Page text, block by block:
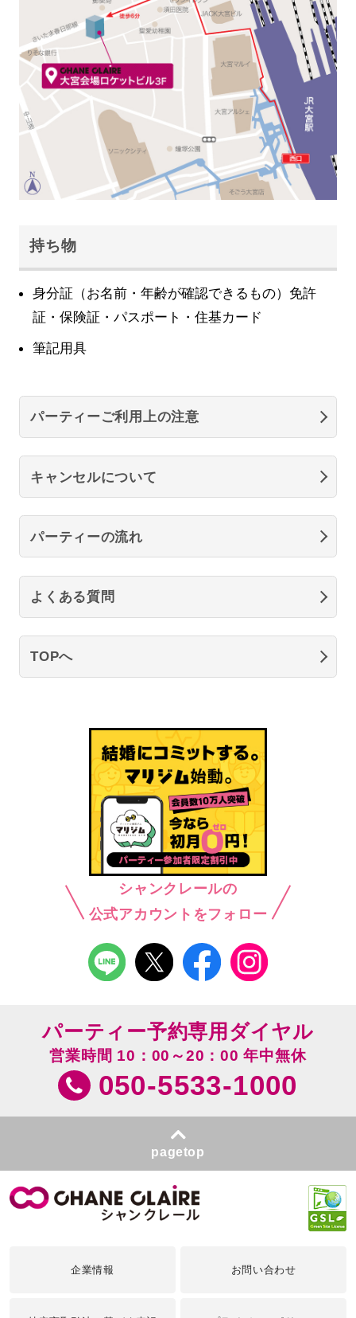
持ち物
身分証（お名前・年齢が確認できるもの）免許
証・保険証・パスポート・住基カード
筆記用具
パーティーご利用上の注意
キャンセルについて
パーティーの流れ
よくある質問
TOPへ
シャンクレールの
公式アカウントをフォロー
パーティー予約専用ダイヤル
営業時間 10：00～20：00 年中無休
050-5533-1000
pagetop
企業情報 お問い合わせ